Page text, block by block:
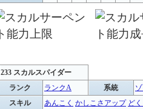
233 スカルスパイダー
ランク
ランクA 系統
スキル
あんこく かしこさアップ ど